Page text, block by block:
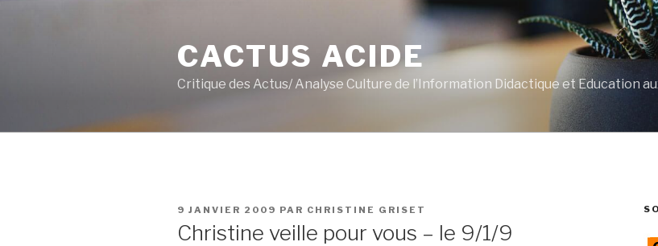
CACTUS ACIDE
Critique des Actus/ Analyse Culture de l’Information Didactique et Education
PUBLIÉ
9 JANVIER 2009 PAR CHRISTINE GRISET
Christine veille pour vous – le 9/1/9